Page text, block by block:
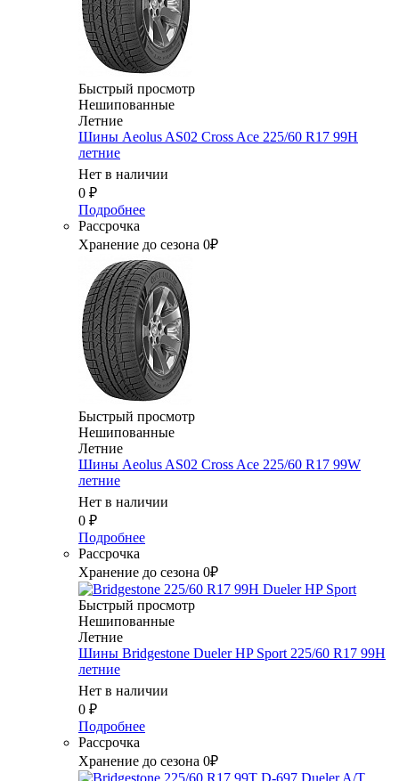
Быстрый просмотр
Нешипованные
Летние
Шины Aeolus AS02 Cross Ace 225/60 R17 99H
летние
Нет в наличии
0 ₽
Подробнее
Рассрочка
Хранение до сезона 0₽
Быстрый просмотр
Нешипованные
Летние
Шины Aeolus AS02 Cross Ace 225/60 R17 99W
летние
Нет в наличии
0 ₽
Подробнее
Рассрочка
Хранение до сезона 0₽
Быстрый просмотр
Нешипованные
Летние
Шины Bridgestone Dueler HP Sport 225/60 R17 99H
летние
Нет в наличии
0 ₽
Подробнее
Рассрочка
Хранение до сезона 0₽